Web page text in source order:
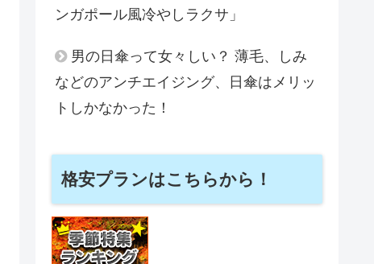
ンガポール風冷やしラクサ」
男の日傘って女々しい？ 薄毛、しみ
などのアンチエイジング、日傘はメリッ
トしかなかった！
格安プランはこちらから！